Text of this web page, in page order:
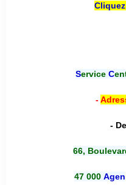
Service C
-
-
66,
47 000 Agen